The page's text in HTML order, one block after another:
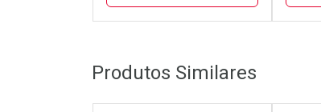
Laboratório
Por Menos
Produtos Similares